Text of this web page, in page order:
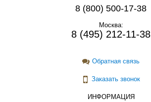
8 (800) 500-17-38
Москва:
8 (495) 212-11-38
Обратная связь
Заказать звонок
ИНФОРМАЦИЯ